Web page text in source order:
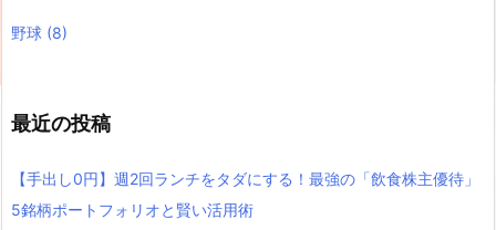
野球 (8)
最近の投稿
【手出し0円】週2回ランチをタダにする！最強の「飲食株主優待」
5銘柄ポートフォリオと賢い活用術